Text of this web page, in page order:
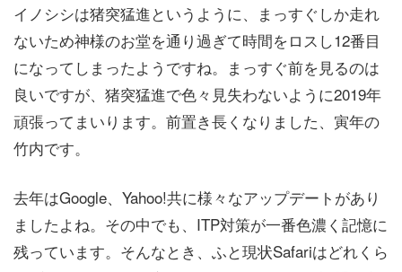
イノシシは猪突猛進というように、まっすぐしか走れ
ないため神様のお堂を通り過ぎて時間をロスし12番目
になってしまったようですね。まっすぐ前を見るのは
良いですが、猪突猛進で色々見失わないように2019年
頑張ってまいります。前置き長くなりました、寅年の
竹内です。
去年はGoogle、Yahoo!共に様々なアップデートがあり
ましたよね。その中でも、ITP対策が一番色濃く記憶に
残っています。そんなとき、ふと現状Safariはどれくら